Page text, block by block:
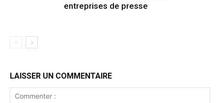
entreprises de presse
LAISSER UN COMMENTAIRE